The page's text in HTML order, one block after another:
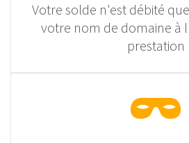
Votre solde n'est débité
votre nom de domaine à
prestation